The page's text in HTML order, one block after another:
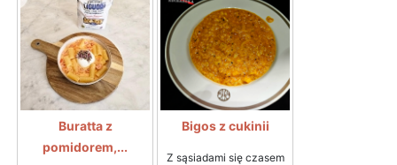
Buratta z
pomidorem,...
Bigos z cukinii
Z sąsiadami się czasem